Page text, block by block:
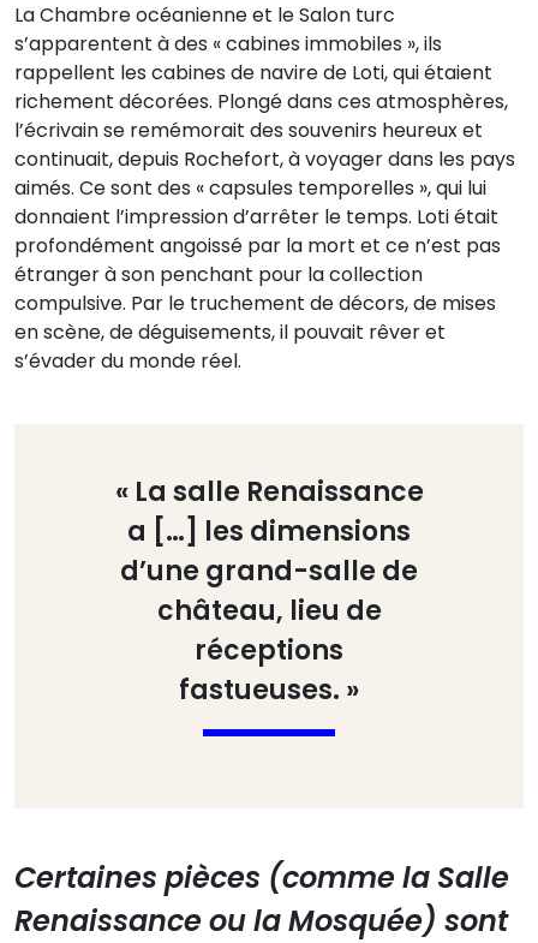
La Chambre océanienne et le Salon turc
s’apparentent à des « cabines immobiles », ils
rappellent les cabines de navire de Loti, qui étaient
richement décorées. Plongé dans ces atmosphères,
l’écrivain se remémorait des souvenirs heureux et
continuait, depuis Rochefort, à voyager dans les pays
aimés. Ce sont des « capsules temporelles », qui lui
donnaient l’impression d’arrêter le temps. Loti était
profondément angoissé par la mort et ce n’est pas
étranger à son penchant pour la collection
compulsive. Par le truchement de décors, de mises
en scène, de déguisements, il pouvait rêver et
s’évader du monde réel.
« La salle Renaissance
a […] les dimensions
d’une grand-salle de
château, lieu de
réceptions
fastueuses. »
Certaines pièces (comme la Salle
Renaissance ou la Mosquée) sont